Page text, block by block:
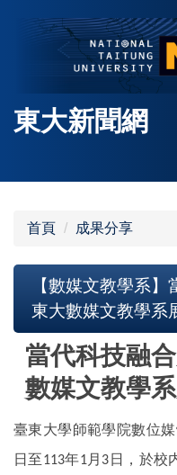
容
東大新聞網
首頁 成果分享
【數媒文教學系
東大數媒文教學系
當代科技融
數媒文教學
臺東大學師範學院數位
日至113年1月3日，於